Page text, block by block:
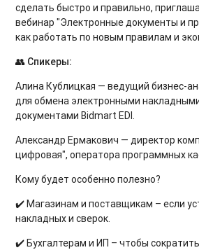
сделать быстро и правильно,
вебинар "Электронные документы и
как работать по новым правилам и
👥 Спикеры:
Алина Кублицкая — ведущий бизнес-
для обмена электронными
документами Bidmart EDI.
Александр Ермакович — директор
цифровая", оператора программных
Кому будет особенно полезно?
✔️ Магазинам и поставщикам – если
накладных и сверок.
✔️ Бухгалтерам и ИП – чтобы